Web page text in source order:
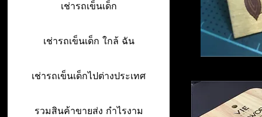
เช่ารถเข็นเด็ก
เช่ารถเข็นเด็ก ใกล้ ฉัน
เช่ารถเข็นเด็กไปต่างประเทศ
รวมสินค้าขายส่ง กำไรงาม